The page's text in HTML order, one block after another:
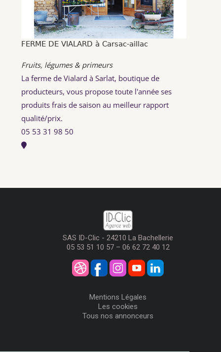
FERME DE VIALARD à Carsac-aillac
Fruits, légumes & primeurs
La ferme de Vialard à Sarlat, boutique de
producteurs, vous propose toute l'année ses
produits frais de saison au meilleur rapport
qualité/prix.
05 53 31 98 50
SAS ID-Clic - 24210 La Bachellerie
05 53 51 10 57 – 06 62 72 40 12
Mentions Légales
Les cookies
Tous nos annonceurs